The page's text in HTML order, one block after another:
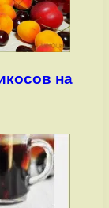
на